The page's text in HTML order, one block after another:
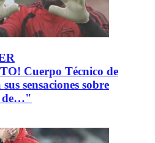
Cuerpo Técnico de
sensaciones sobre
de…"